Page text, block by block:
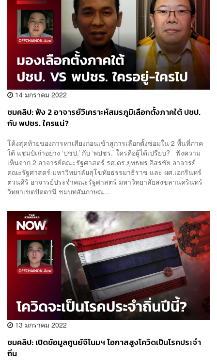
14 มกราคม 2022
ชมคลิป: ฟัง 2 อาจารย์วิเคราะห์สมรภูมิเลือกตั้งภาคใต้ ปชป.
กับ พปชร. ใครแน่?
โค้งสุดท้ายของการหาเสียงก่อนเข้าสู่การเลือกตั้งซ่อมใน 2 พื้นที่ภาค
ใต้ แชมป์เก่าอย่าง ‘ปชป.’ กับ ‘พปชร.’ ใครคือผู้ได้เปรียบ? ฟังความ
เห็นจาก 2 อาจารย์คณะรัฐศาสตร์ รศ.ดร.ยุทธพร อิสรชัย อาจารย์
คณะรัฐศาสตร์ มหาวิทยาลัยสุโขทัยธรรมาธิราช และ ผศ.เอกรินทร์
ต่วนศิริ อาจารย์ประจำคณะรัฐศาสตร์ มหาวิทยาลัยสงขลานครินทร์
วิทยาเขตปัตตานี ชมบทสัมภาษณ...
13 มกราคม 2022
ชมคลิป: เปิดข้อมูลศูนย์จีโนมฯ โอกาสสูงโควิดเป็นโรคประจำ
ถิ่น